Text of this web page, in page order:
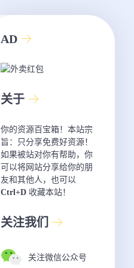
AD
关于
你的资源百宝箱！本站宗
旨：只分享免费好资源！
如果被站对你有帮助，你
可以将网站分享给你的朋
友和其他人，也可以
Ctrl+D 收藏本站！
关注我们
关注微信公众号